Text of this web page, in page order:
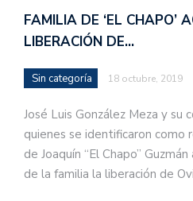
FAMILIA DE ‘EL CHAPO’
LIBERACIÓN DE…
Sin categoría 18 octubre, 2019
José Luis González Meza y su
quienes se identificaron como
de Joaquín “El Chapo”
de la familia la liberación de